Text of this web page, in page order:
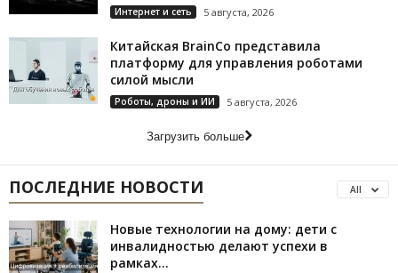
Интернет и сеть 5 августа, 2026
Китайская BrainCo представила
платформу для управления роботами
силой мысли
Роботы, дроны и ИИ 5 августа, 2026
Загрузить больше
ПОСЛЕДНИЕ НОВОСТИ All
Новые технологии на дому: дети с
инвалидностью делают успехи в
рамках...